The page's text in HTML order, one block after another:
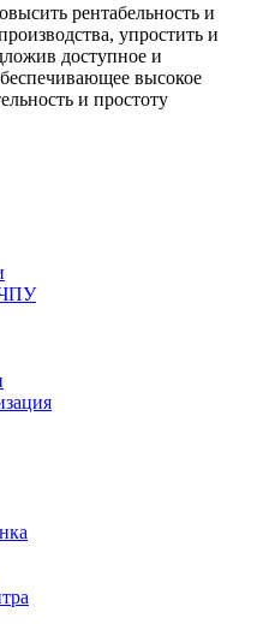
рентабельность и
упростить и
доступное и
высокое
и простоту
ЧПУ